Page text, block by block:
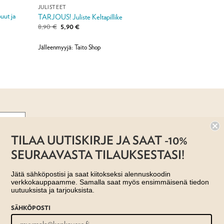
ja
JULISTEET
TARJOUS! Juliste Keltapillike
8,90€ Alkuperäinen
8,90 €.
5,90€Nykyinen
5,90 €.
Jälleenmyyjä: Taito Shop
TILAA UUTISKIRJE JA SAAT -10%
SEURAAVASTA TILAUKSESTASI!
Jätä sähköpostisi ja saat kiitokseksi alennuskoodin
verkkokauppaamme. Samalla saat myös ensimmäisenä tiedon
uutuuksista ja tarjouksista.
SÄHKÖPOSTI